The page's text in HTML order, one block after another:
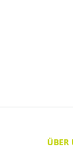
ÜBER